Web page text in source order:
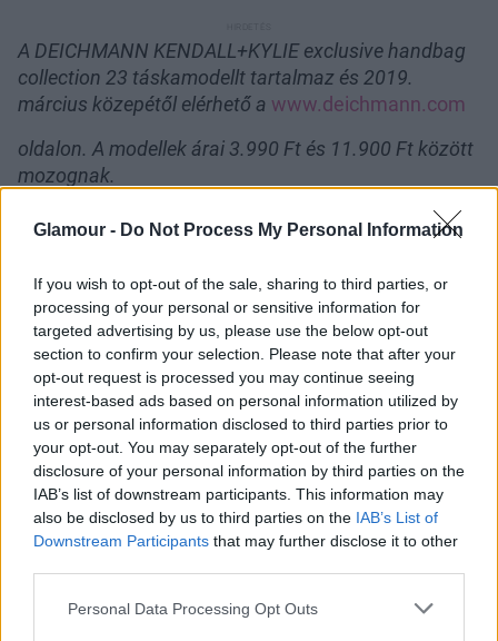
Glamour - Do Not Process My Personal Information
If you wish to opt-out of the sale, sharing to third parties, or
processing of your personal or sensitive information for
targeted advertising by us, please use the below opt-out
section to confirm your selection. Please note that after your
opt-out request is processed you may continue seeing
interest-based ads based on personal information utilized by
us or personal information disclosed to third parties prior to
your opt-out. You may separately opt-out of the further
disclosure of your personal information by third parties on the
IAB’s list of downstream participants. This information may
also be disclosed by us to third parties on the IAB’s List of
Downstream Participants that may further disclose it to other
Please note that this website/app uses one or more Google
Personal Data Processing Opt Outs
A DEICHMANN KENDALL+KYLIE exclusive handbag
collection 23 táskamodellt tartalmaz és 2019.
március közepétől elérhető a www.deichmann.com
oldalon. A modellek árai 3.990 Ft és 11.900 Ft között
mozognak.
Galéria